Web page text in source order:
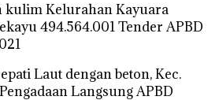
kulim Kelurahan Kayuara
494.564.001 Tender APBD
Laut dengan beton, Kec.
Langsung APBD